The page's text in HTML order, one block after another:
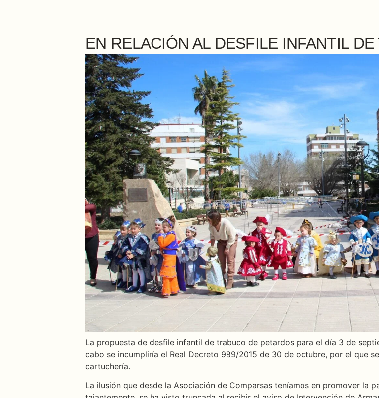
EN RELACIÓN AL DESFILE INFANTIL
La propuesta de desfile infantil de trabuco de petardos para el día 3 de
cabo se incumpliría el Real Decreto 989/2015 de 30 de octubre, por el que
cartuchería.
La ilusión que desde la Asociación de Comparsas teníamos en promover la